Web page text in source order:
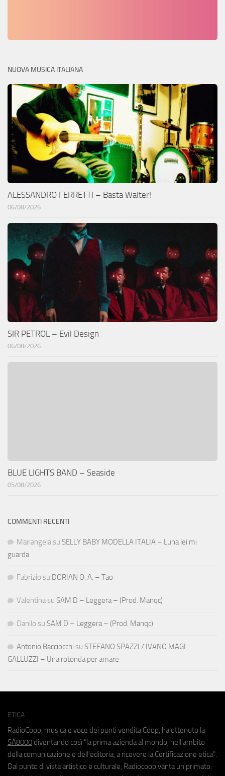
NUOVA MUSICA ITALIANA
ALESSANDRO FERRETTI – Basta Walter!
06/08/2026
SIR PETROL – Evil Design
06/08/2026
BLUE LIGHTS BAND – Seaside
05/08/2026
COMMENTI RECENTI
Mariangela su SELLY BABY MODELLA ITALIA – Luna lei mi
guarda
Fabrizio su DORIAN O. A. – Tao
Valentina su SAM D – Leggera – (Prod. Manqc)
Danilo su SAM D – Leggera – (Prod. Manqc)
Antonio Bacciocchi su STEFANO SPAZZI / IVANO MAGI
GALLUZZI – Una rotonda per amare
ETICA
RadioCoop, musica e voce dei punti vendita Coop, ha ottenuto la
SA8000 diventando così "la prima azienda al mondo, nell'ambito
della comunicazione e dell'editoria, a ricevere la Certificazione etica".
Dal punto di vista artistico e culturale, Radiocoop vanta un primato: